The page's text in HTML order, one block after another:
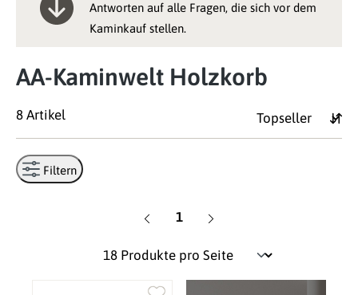
Antworten auf alle Fragen, die sich vor dem
Kaminkauf stellen.
AA-Kaminwelt Holzkorb
8 Artikel
Filtern
Seite
1